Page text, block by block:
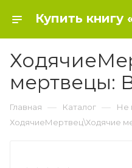
мертвецы:
Главная — Каталог — Не
ХодячиеМертвец\Ходячие